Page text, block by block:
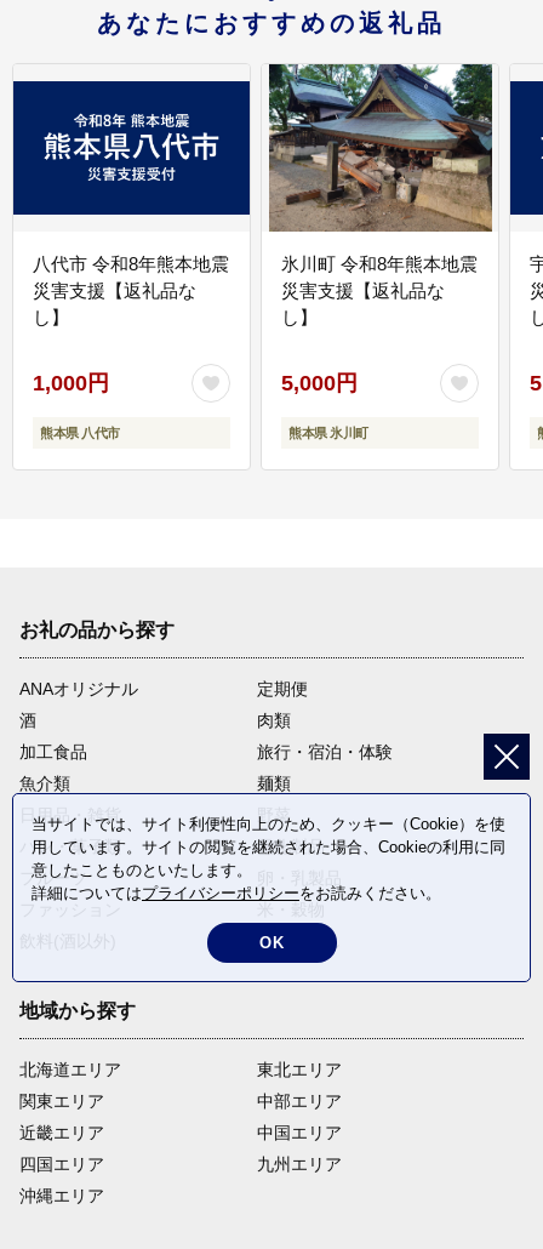
あなたにおすすめの返礼品
八代市 令和8年熊本地震
災害支援【返礼品な
し】
1,000円
熊本県 八代市
氷川町 令和8年熊本地震
災害支援【返礼品な
し】
5,000円
熊本県 氷川町
お礼の品から探す
ANAオリジナル
定期便
酒
肉類
加工食品
旅行・宿泊・体験
魚介類
麺類
日用品・雑貨
野菜
パン・菓子類
電化製品
フルーツ
返礼品なし
地域から探す
北海道エリア
関東エリア
近畿エリア
四国エリア
沖縄エリア
東北エリア
中部エリア
中国エリア
九州エリア
当サイトでは、サイト利便性向上のため、クッキー（Cookie）を使
用しています。サイトの閲覧を継続された場合、Cookieの利用に同
意したことものといたします。
詳細についてはプライバシーポリシーをお読みください。
OK